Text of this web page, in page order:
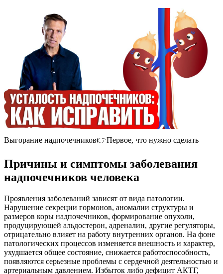
Выгорание надпочечников👉Первое, что нужно сделать
Причины и симптомы заболевания
надпочечников человека
Проявления заболеваний зависят от вида патологии.
Нарушение секреции гормонов, аномалии структуры и
размеров коры надпочечников, формирование опухоли,
продуцирующей альдостерон, адреналин, другие регуляторы,
отрицательно влияет на работу внутренних органов. На фоне
патологических процессов изменяется внешность и характер,
ухудшается общее состояние, снижается работоспособность,
появляются серьезные проблемы с сердечной деятельностью и
артериальным давлением. Избыток либо дефицит АКТГ,